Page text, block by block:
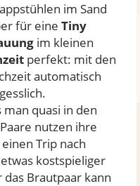
im Sand
für eine Tiny
im kleinen
perfekt: mit den
automatisch
man quasi in den
nutzen ihre
Trip nach
kostspieliger
Brautpaar kann